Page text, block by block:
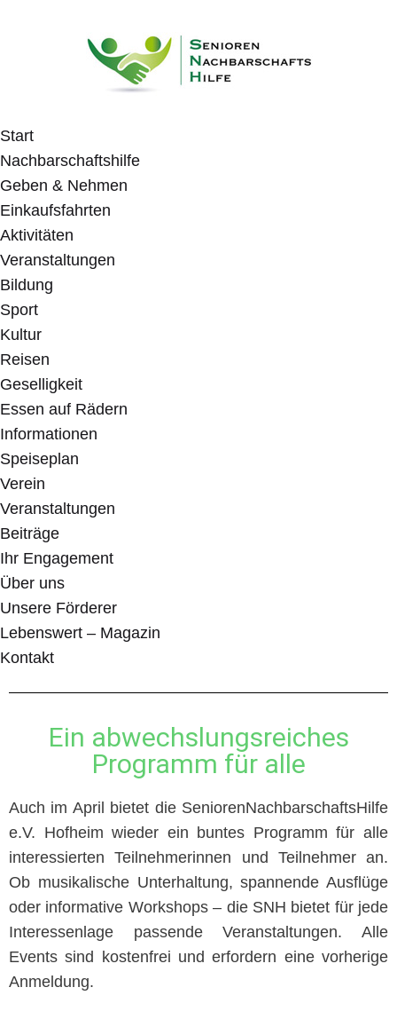
Start
Nachbarschaftshilfe
Geben & Nehmen
Einkaufsfahrten
Aktivitäten
Veranstaltungen
Bildung
Sport
Kultur
Reisen
Geselligkeit
Essen auf Rädern
Informationen
Speiseplan
Verein
Veranstaltungen
Beiträge
Ihr Engagement
Über uns
Unsere Förderer
Lebenswert – Magazin
Kontakt
Ein abwechslungsreiches
Programm für alle
Auch im April bietet die SeniorenNachbarschaftsHilfe
e.V. Hofheim wieder ein buntes Programm für alle
interessierten Teilnehmerinnen und Teilnehmer an.
Ob musikalische Unterhaltung, spannende Ausflüge
oder informative Workshops – die SNH bietet für jede
Interessenlage passende Veranstaltungen. Alle
Events sind kostenfrei und erfordern eine vorherige
Anmeldung.